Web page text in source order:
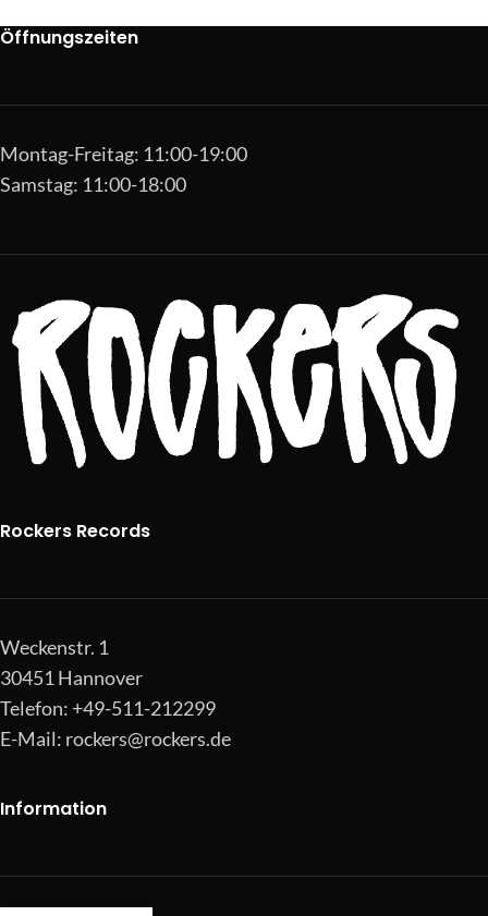
Öffnungszeiten
Montag-Freitag: 11:00-19:00
Samstag: 11:00-18:00
Rockers Records
Weckenstr. 1
30451 Hannover
Telefon: +49-511-212299
E-Mail: rockers@rockers.de
Information